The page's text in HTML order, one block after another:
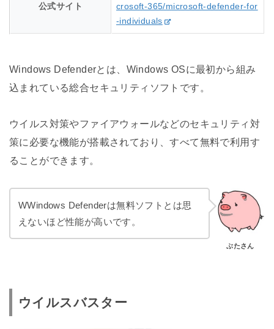
公式サイト
crosoft-365/microsoft-defender-for
-individuals
Windows Defenderとは、Windows OSに最初から組み
込まれている総合セキュリティソフトです。
ウイルス対策やファイアウォールなどのセキュリティ対
策に必要な機能が搭載されており、すべて無料で利用す
ることができます。
WWindows Defenderは無料ソフトとは思
えないほど性能が高いです。
ぶたさん
ウイルスバスター